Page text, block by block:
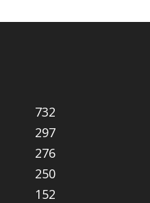
732
297
276
250
152